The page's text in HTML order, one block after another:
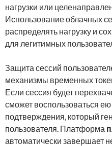
нагрузки или
Использование облачных
распределять нагрузку и
для легитимных
Защита сессий
механизмы временных
Если сессия будет
сможет воспользоваться
подтверждения, который
пользователя. Платформа
автоматически завершает